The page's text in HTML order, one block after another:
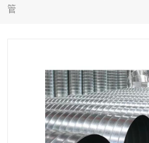
管
海南油烟净化工程
风机系列
通风设备